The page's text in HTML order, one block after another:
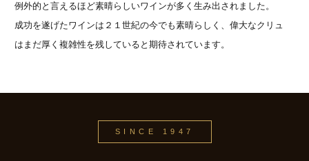
例外的と言えるほど素晴らしいワインが多く生み出されました。
成功を遂げたワインは２１世紀の今でも素晴らしく、偉大なクリュ
はまだ厚く複雑性を残していると期待されています。
SINCE 1947